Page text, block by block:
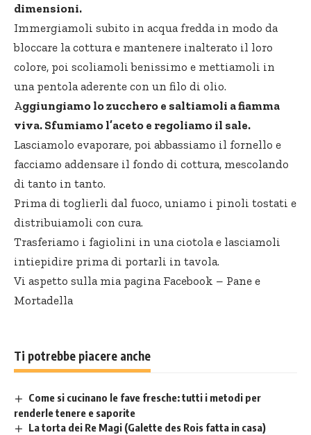
dimensioni.
Immergiamoli subito in acqua fredda in modo da
bloccare la cottura e mantenere inalterato il loro
colore, poi scoliamoli benissimo e mettiamoli in
una pentola aderente con un filo di olio.
Aggiungiamo lo zucchero e saltiamoli a fiamma
viva. Sfumiamo l’aceto e regoliamo il sale.
Lasciamolo evaporare, poi abbassiamo il fornello e
facciamo addensare il fondo di cottura, mescolando
di tanto in tanto.
Prima di toglierli dal fuoco, uniamo i pinoli tostati e
distribuiamoli con cura.
Trasferiamo i fagiolini in una ciotola e lasciamoli
intiepidire prima di portarli in tavola.
Vi aspetto sulla mia pagina Facebook – Pane e
Mortadella
Ti potrebbe piacere anche
Come si cucinano le fave fresche: tutti i metodi per
renderle tenere e saporite
La torta dei Re Magi (Galette des Rois fatta in casa)